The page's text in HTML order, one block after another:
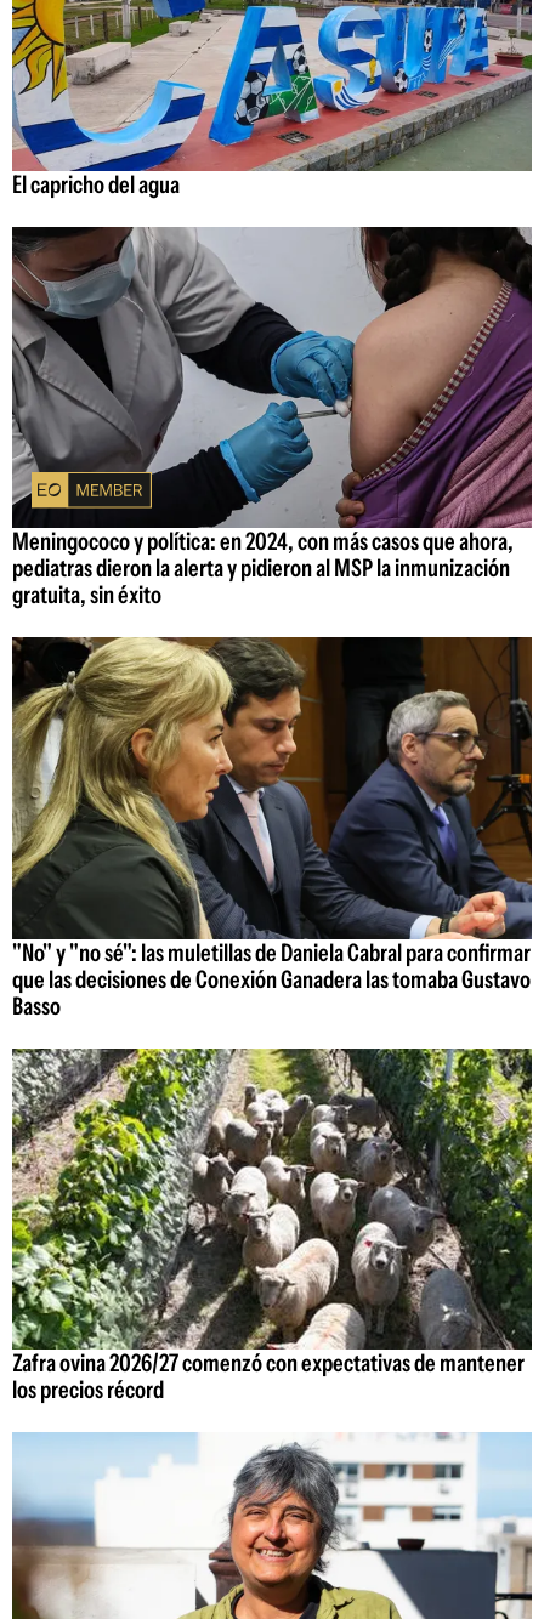
El capricho del agua
Meningococo y política: en 2024, con más casos que ahora,
pediatras dieron la alerta y pidieron al MSP la inmunización
gratuita, sin éxito
"No" y "no sé": las muletillas de Daniela Cabral para confirmar
que las decisiones de Conexión Ganadera las tomaba Gustavo
Basso
Zafra ovina 2026/27 comenzó con expectativas de mantener
los precios récord